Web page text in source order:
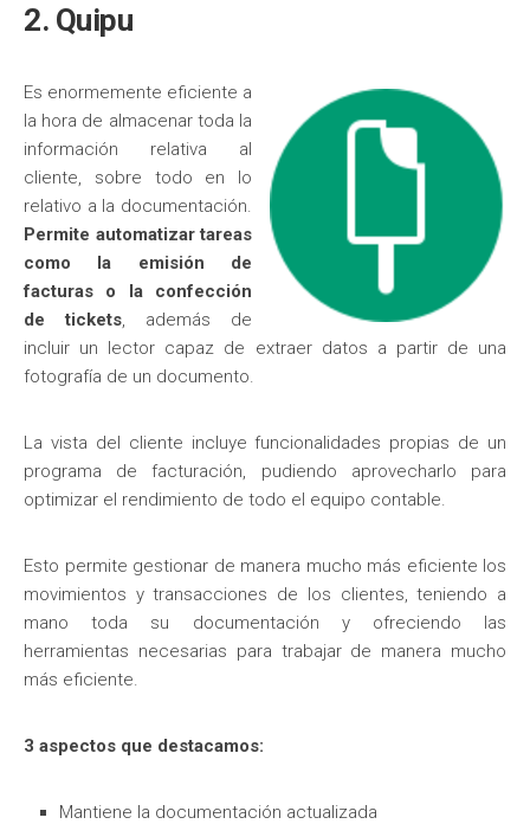
2. Quipu
Es enormemente eficiente a
la hora de almacenar toda la
información relativa al
cliente, sobre todo en lo
relativo a la documentación.
Permite automatizar tareas
como la emisión de
facturas o la confección
de tickets, además de
incluir un lector capaz de extraer datos a partir de una
fotografía de un documento.
La vista del cliente incluye funcionalidades propias de un
programa de facturación, pudiendo aprovecharlo para
optimizar el rendimiento de todo el equipo contable.
Esto permite gestionar de manera mucho más eficiente los
movimientos y transacciones de los clientes, teniendo a
mano toda su documentación y ofreciendo las
herramientas necesarias para trabajar de manera mucho
más eficiente.
3 aspectos que destacamos:
Mantiene la documentación actualizada